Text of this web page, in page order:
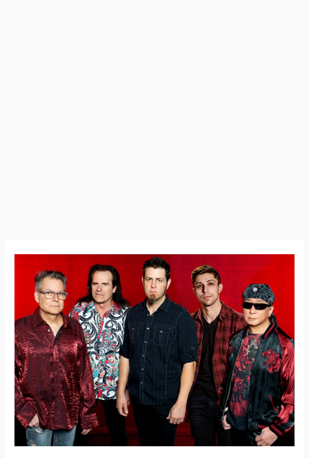
Spock’s
Beard
Nouvel
album
« The
Archaeoptimist »
le
21
novembre,
nouvelle